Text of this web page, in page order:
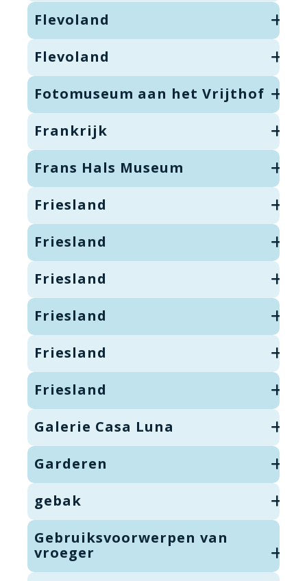
Flevoland
Flevoland
Fotomuseum aan het Vrijthof
Frankrijk
Frans Hals Museum
Friesland
Friesland
Friesland
Friesland
Friesland
Friesland
Galerie Casa Luna
Garderen
gebak
Gebruiksvoorwerpen van
vroeger